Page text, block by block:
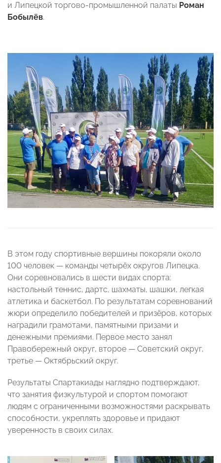
и Липецкой торгово-промышленной палаты Роман
Бобылёв.
В этом году спортивные вершины покоряли около
100 человек — команды четырёх округов Липецка.
Они соревновались в шести видах спорта:
настольный теннис, дартс, шахматы, шашки, легкая
атлетика и баскетбол. По результатам соревнований
жюри определило победителей и призёров, которых
наградили грамотами, памятными призами и
денежными премиями. Первое место занял
Правобережный округ, второе — Советский округ,
третье — Октябрьский округ.
Результаты Спартакиады наглядно подтверждают,
что занятия физкультурой и спортом помогают
людям с ограниченными возможностями раскрывать
способности, укреплять здоровье и придают
уверенность в своих силах.